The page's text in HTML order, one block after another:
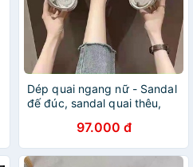
Dép quai ngang nữ - Sandal
đế đúc, sandal quai thêu,
97.000 đ